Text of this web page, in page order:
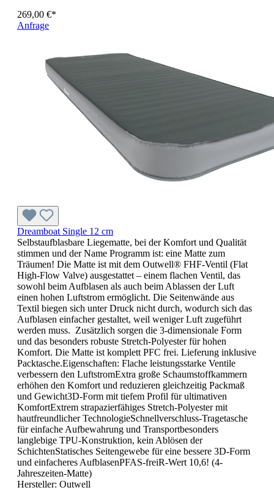
269,00 €*
Anfrage
Dreamboat Single 12 cm
Selbstaufblasbare Liegematte, bei der Komfort und Qualität
stimmen und der Name Programm ist: eine Matte zum
Träumen! Die Matte ist mit dem Outwell® FHF-Ventil (Flat
High-Flow Valve) ausgestattet – einem flachen Ventil, das
sowohl beim Aufblasen als auch beim Ablassen der Luft
einen hohen Luftstrom ermöglicht. Die Seitenwände aus
Textil biegen sich unter Druck nicht durch, wodurch sich das
Aufblasen einfacher gestaltet, weil weniger Luft zugeführt
werden muss. Zusätzlich sorgen die 3-dimensionale Form
und das besonders robuste Stretch-Polyester für hohen
Komfort. Die Matte ist komplett PFC frei. Lieferung inklusive
Packtasche.Eigenschaften: Flache leistungsstarke Ventile
verbessern den LuftstromExtra große Schaumstoffkammern
erhöhen den Komfort und reduzieren gleichzeitig Packmaß
und Gewicht3D-Form mit tiefem Profil für ultimativen
KomfortExtrem strapazierfähiges Stretch-Polyester mit
hautfreundlicher TechnologieSchnellverschluss-Tragetasche
für einfache Aufbewahrung und Transportbesonders
langlebige TPU-Konstruktion, kein Ablösen der
SchichtenStatisches Seitengewebe für eine bessere 3D-Form
und einfacheres AufblasenPFAS-freiR-Wert 10,6! (4-
Jahreszeiten-Matte)
Hersteller: Outwell